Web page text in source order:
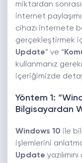
miktardan
internet
cihazı internete
gerçekleştirmek
Update” ve “
kullanmanız
içeriğimizde
Yöntem 1:
Bilgisayardan
Windows 10 ile
işlemlerini
Update